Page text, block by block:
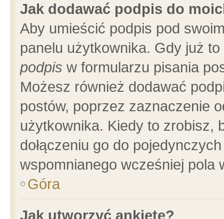
Jak dodawać podpis do
Aby umieścić podpis pod
panelu użytkownika. Gdy już
podpis w formularzu pisania
Możesz również dodawać
postów, poprzez zaznaczenie
użytkownika. Kiedy to zrobisz,
dołączeniu go do
wspomnianego wcześniej pola
Góra
Jak utworzyć ankietę?